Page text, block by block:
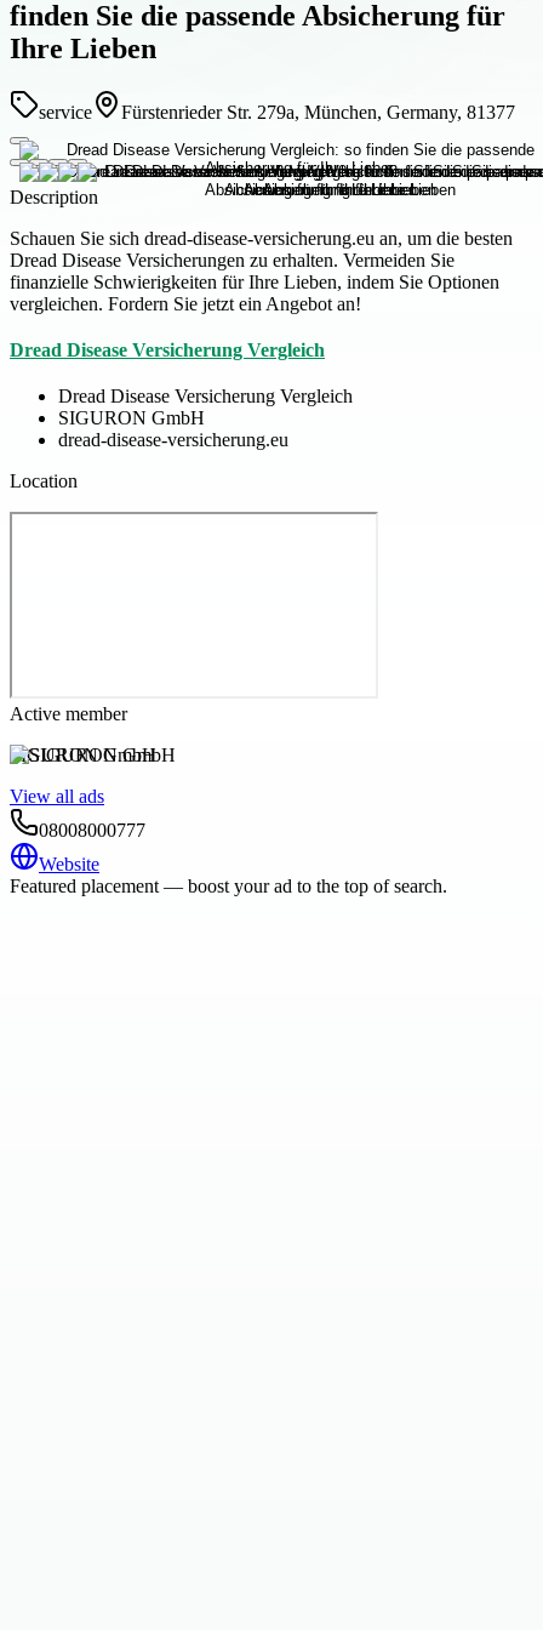
finden Sie die passende Absicherung für
Ihre Lieben
service Fürstenrieder Str. 279a, München, Germany, 81377
Description
Schauen Sie sich dread-disease-versicherung.eu an, um die besten
Dread Disease Versicherungen zu erhalten. Vermeiden Sie
finanzielle Schwierigkeiten für Ihre Lieben, indem Sie Optionen
vergleichen. Fordern Sie jetzt ein Angebot an!
Dread Disease Versicherung Vergleich
Dread Disease Versicherung Vergleich
SIGURON GmbH
dread-disease-versicherung.eu
Location
Active member
SIGURON GmbH
View all ads
08008000777
Website
Featured placement — boost your ad to the top of search.